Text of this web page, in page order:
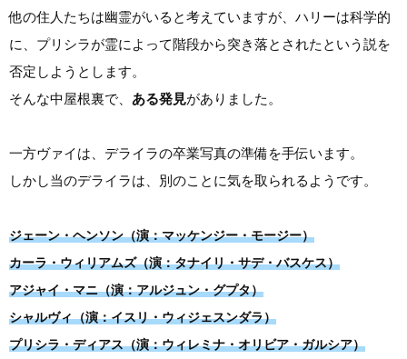
他の住人たちは幽霊がいると考えていますが、ハリーは科学的
に、プリシラが霊によって階段から突き落とされたという説を
否定しようとします。
そんな中屋根裏で、 ある発見がありました。
一方ヴァイは、デライラの卒業写真の準備を手伝います。
しかし当のデライラは、別のことに気を取られるようです。
ジェーン・ヘンソン（演：マッケンジー・モージー）
カーラ・ウィリアムズ（演：タナイリ・サデ・バスケス）
アジャイ・マニ（演：アルジュン・グプタ）
シャルヴィ（演：イスリ・ウィジェスンダラ）
プリシラ・ディアス（演：ウィレミナ・オリビア・ガルシア）